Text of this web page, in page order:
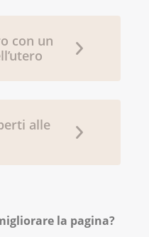
con un
alle
la pagina?